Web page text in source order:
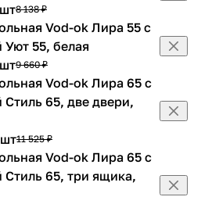
8 138 ₽
Vod-ok Лира 55 с
Уют 55, белая
9 660 ₽
Vod-ok Лира 65 с
Стиль 65, две двери,
11 525 ₽
Vod-ok Лира 65 с
Стиль 65, три ящика,